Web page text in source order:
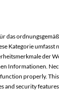
das
Kategorie umfasst
der
Informationen.
properly.
and security